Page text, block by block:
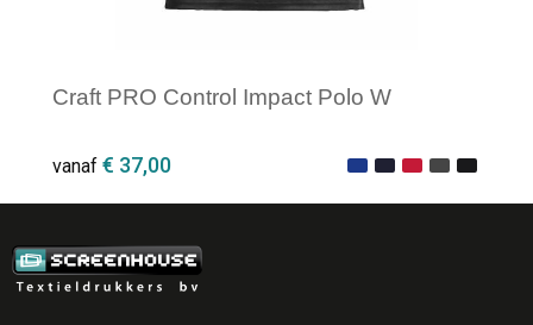
Craft PRO Control Impact Polo W
vanaf € 37,00
Minimale afname: 1